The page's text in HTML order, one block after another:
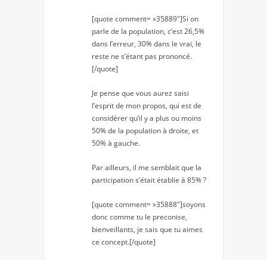
[quote comment= »35889″]Si on
parle de la population, c’est 26,5%
dans l’erreur, 30% dans le vrai, le
reste ne s’étant pas prononcé.
[/quote]
Je pense que vous aurez saisi
l’esprit de mon propos, qui est de
considérer qu’il y a plus ou moins
50% de la population à droite, et
50% à gauche.
Par ailleurs, il me semblait que la
participation s’était établie à 85% ?
[quote comment= »35888″]soyons
donc comme tu le preconise,
bienveillants, je sais que tu aimes
ce concept.[/quote]